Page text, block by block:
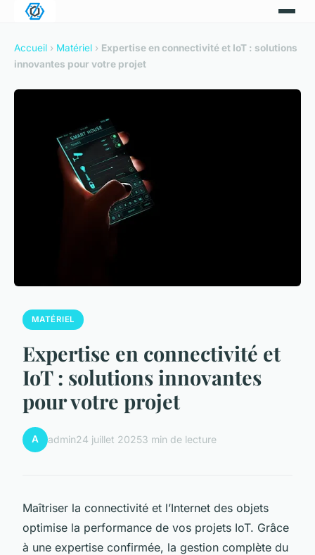
Accueil › Matériel › Expertise en connectivité et IoT : solutions
innovantes pour votre projet
MATÉRIEL
Expertise en connectivité et
IoT : solutions innovantes
pour votre projet
A admin24 juillet 20253 min de lecture
Maîtriser la connectivité et l’Internet des objets
optimise la performance de vos projets IoT. Grâce
à une expertise confirmée, la gestion complète du